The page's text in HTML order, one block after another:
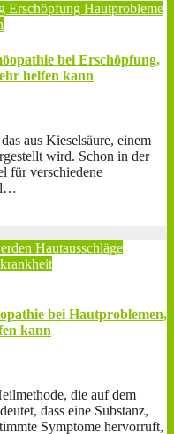
Erschöpfung Hautprobleme
bei Erschöpfung,
helfen kann
aus Kieselsäure, einem
wird. Schon in der
für verschiedene
Hautausschläge
bei Hautproblemen,
kann
die auf dem
dass eine Substanz,
Symptome hervorruft,